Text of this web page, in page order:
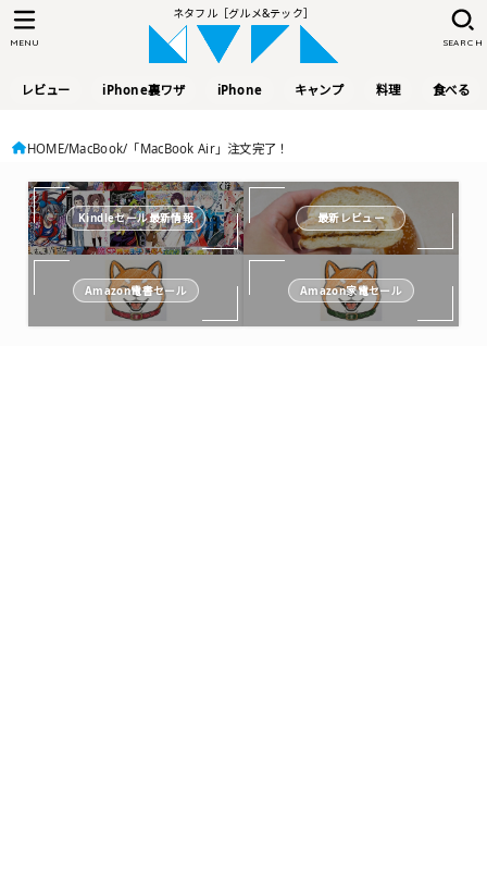
ネタフル［グルメ&テック］
レビュー iPhone裏ワザ iPhone キャンプ 料理 食べる
SEARCH
MENU
HOME MacBook 「MacBook Air」注文完了！
Kindleセール最新情報 最新レビュー
Amazon電書セール Amazon家電セール